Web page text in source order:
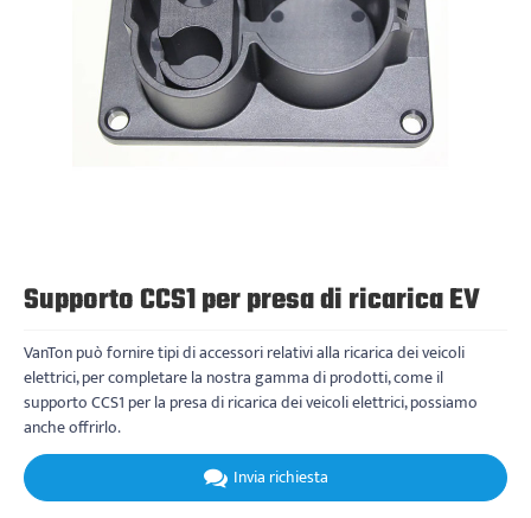
Supporto CCS1 per presa di ricarica EV
VanTon può fornire tipi di accessori relativi alla ricarica dei veicoli
elettrici, per completare la nostra gamma di prodotti, come il
supporto CCS1 per la presa di ricarica dei veicoli elettrici, possiamo
anche offrirlo.
Invia richiesta